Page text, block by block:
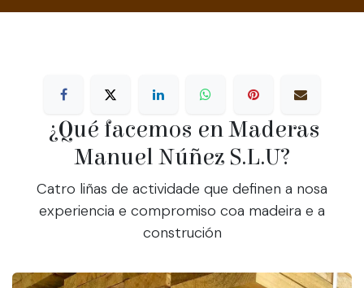
¿Qué facemos en Maderas
Manuel Núñez S.L.U?
Catro liñas de actividade que definen a nosa
experiencia e compromiso coa madeira e a
construción